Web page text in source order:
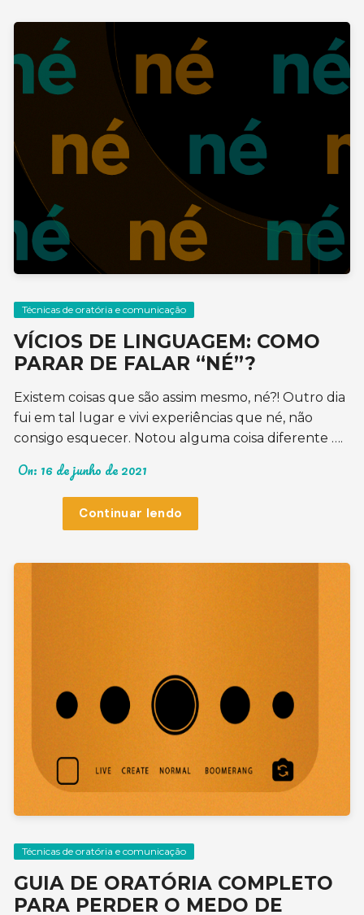
Técnicas de oratória e comunicação
VÍCIOS DE LINGUAGEM: COMO
PARAR DE FALAR “NÉ”?
Existem coisas que são assim mesmo, né?! Outro dia
fui em tal lugar e vivi experiências que né, não
consigo esquecer. Notou alguma coisa diferente ….
On: 16 de junho de 2021
Continuar lendo
Técnicas de oratória e comunicação
GUIA DE ORATÓRIA COMPLETO
PARA PERDER O MEDO DE